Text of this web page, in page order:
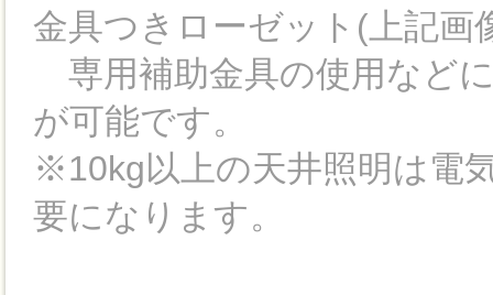
金具つきローゼット(上記画
専用補助金具の使用など
が可能です。
※10kg以上の天井照明は電
要になります。